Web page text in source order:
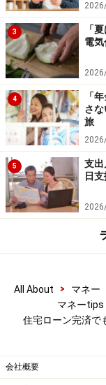
「年金生活
募集中です
年金暮らしでの
ードをお寄せくだ
ーーーーーーー
※本文中のコメン
構成しています
※エピソードは投
※投稿エピソード
ではございません
商品や投資行動を
投資や資産運用に
行ってください。
掲載情報の正確性
最新の情報や詳細に
の公式情報をご確認
3
「
電
4
「
さ
旅
5
支出
日
All About > マネー
マネーtips
住宅ローン完済で
会社概要